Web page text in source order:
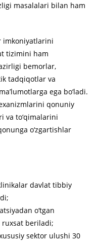
masalalari bilan ham
imkoniyatlarini
tizimini ham
bemorlar,
tadqiqotlar va
ega bo‘ladi.
qonuniy
va to‘qimalarini
o‘zgartishlar
davlat tibbiy
o‘tgan
ruxsat beriladi;
sektor ulushi 30